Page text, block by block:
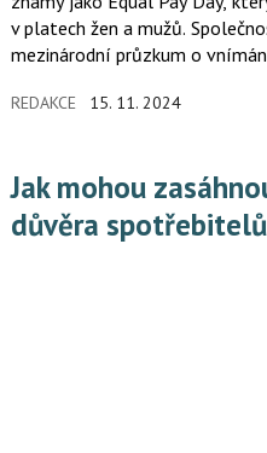
v platech žen a mužů.
mezinárodní průzkum o
platu na pracovním pohovoru.
REDAKCE 15. 11. 2024
Jak mohou zasáhnout agenti AI, když
důvěra